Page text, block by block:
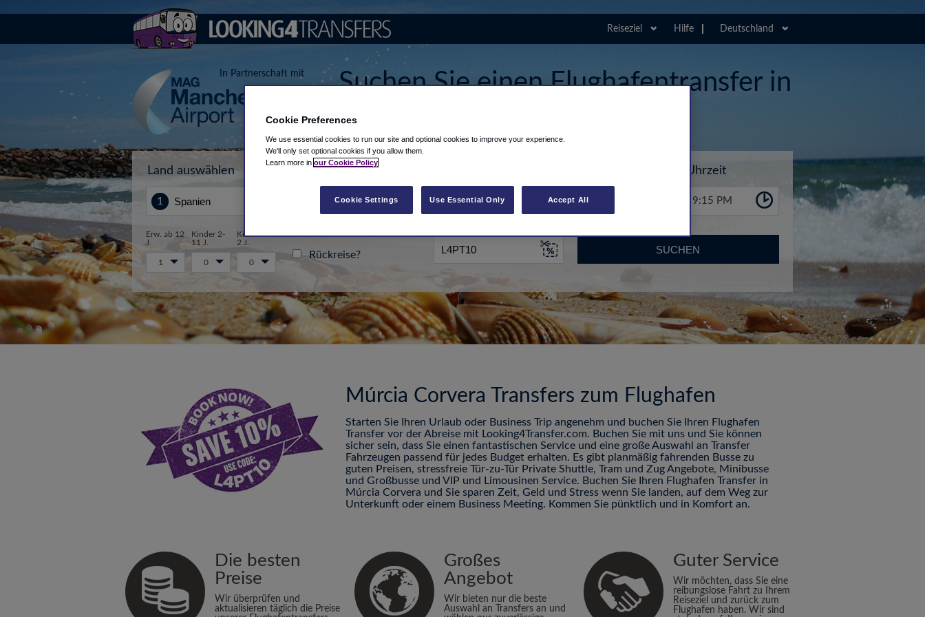
Reiseziel Hilfe Deutschland
In Partnerschaft mit
Suchen Sie einen Flughafentransfer in
Land auswählen Von... Uhrzeit
9:15 PM
Erw. ab 12
J.
Kinder 2-
11 J.
Kinder 0-
2 J.
1 0 0
Rückreise? SUCHEN
Múrcia Corvera Transfers zum Flughafen
Starten Sie Ihren Urlaub oder Business Trip angenehm und buchen Sie Ihren Flughafen
Transfer vor der Abreise mit Looking4Transfer.com. Buchen Sie mit uns und Sie können
sicher sein, dass Sie einen fantastischen Service und eine große Auswahl an Transfer
Fahrzeugen passend für jedes Budget erhalten. Es gibt planmäßig fahrenden Busse zu
guten Preisen, stressfreie Tür-zu-Tür Private Shuttle, Tram und Zug Angebote, Minibusse
und Großbusse und VIP und Limousinen Service. Buchen Sie Ihren Flughafen Transfer in
Múrcia Corvera und Sie sparen Zeit, Geld und Stress wenn Sie landen, auf dem Weg zur
Unterkunft oder einem Business Meeting. Kommen Sie pünktlich und in Komfort an.
Die besten
Preise
Wir überprüfen und
aktualisieren täglich die Preise
Großes
Angebot
Wir bieten nur die beste
Auswahl an Transfers an und
Guter Service
Wir möchten, dass Sie eine
reibungslose Fahrt zu Ihrem
Reiseziel und zurück zum
Flughafen haben. Wir sind
Cookie Preferences
We use essential cookies to run our site and optional cookies to improve your experience.
We'll only set optional cookies if you allow them.
Learn more in our Cookie Policy
Use Essential Only Accept All
Cookie Settings